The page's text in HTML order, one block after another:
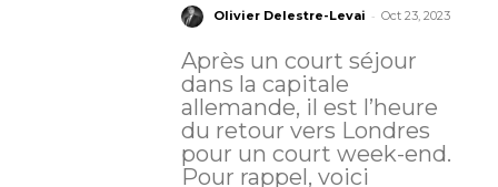
Olivier Delestre-Levai - Oct 23, 2023
Après un court séjour
dans la capitale
allemande, il est l’heure
du retour vers Londres
pour un court week-end.
Pour rappel, voici